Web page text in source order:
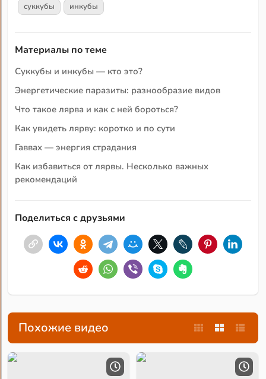
суккубы инкубы
Материалы по теме
Суккубы и инкубы — кто это?
Энергетические паразиты: разнообразие видов
Что такое лярва и как с ней бороться?
Как увидеть лярву: коротко и по сути
Гаввах — энергия страдания
Как избавиться от лярвы. Несколько важных
рекомендаций
Поделиться с друзьями
Похожие видео